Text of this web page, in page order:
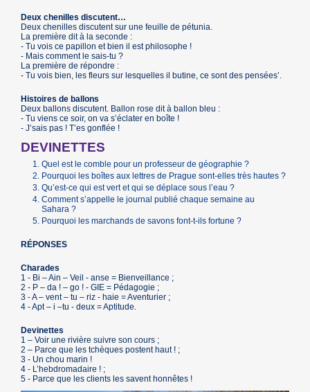
Deux chenilles discutent…
Deux chenilles discutent sur une feuille de pétunia.
La première dit à la seconde :
- Tu vois ce papillon et bien il est philosophe !
- Mais comment le sais-tu ?
La première de répondre :
- Tu vois bien, les fleurs sur lesquelles il butine, ce sont des pensées’.
Histoires de ballons
Deux ballons discutent. Ballon rose dit à ballon bleu :
- Tu viens ce soir, on va s’éclater en boîte !
- J’sais pas ! T’es gonflée !
DEVINETTES
Quel est le comble pour un professeur de géographie ?
Pourquoi les boîtes aux lettres de Prague sont-elles très hautes ?
Qu’est-ce qui est vert et qui se déplace sous l’eau ?
Comment s’appelle le journal publié chaque semaine au
Sahara ?
Pourquoi les marchands de savons font-t-ils fortune ?
RÉPONSES
Charades
1 - Bi – Ain – Veil - anse = Bienveillance ;
2 - P – da ! – go ! - GIE = Pédagogie ;
3 - A – vent – tu – riz - haie = Aventurier ;
4 - Apt – i –tu - deux = Aptitude.
Devinettes
1 – Voir une rivière suivre son cours ;
2 – Parce que les tchèques postent haut ! ;
3 - Un chou marin !
4 - L’hebdromadaire ! ;
5 - Parce que les clients les savent honnêtes !